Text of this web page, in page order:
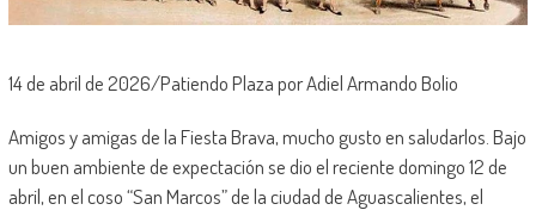
14 de abril de 2026/Patiendo Plaza por Adiel Armando Bolio
Amigos y amigas de la Fiesta Brava, mucho gusto en saludarlos. Bajo
un buen ambiente de expectación se dio el reciente domingo 12 de
abril, en el coso “San Marcos” de la ciudad de Aguascalientes, el